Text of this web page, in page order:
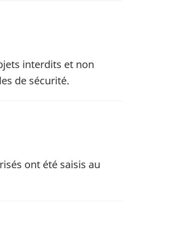
interdits et non
de sécurité.
ont été saisis au